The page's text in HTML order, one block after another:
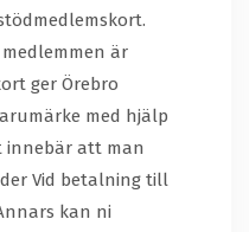
är
ger Örebro
med hjälp
innebär att man
Vid betalning till
kan ni